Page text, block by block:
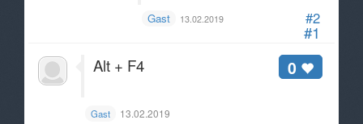
#1
#2
Gast 13.02.2019
0
Alt + F4
Gast 13.02.2019